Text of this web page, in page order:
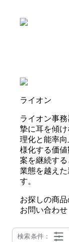
ライオン
ライオン事
摯に耳を傾
理化と能率
様化する価
案を継続す
業態を越え
す。
お探しの商
お問い合わせ
検索条件：